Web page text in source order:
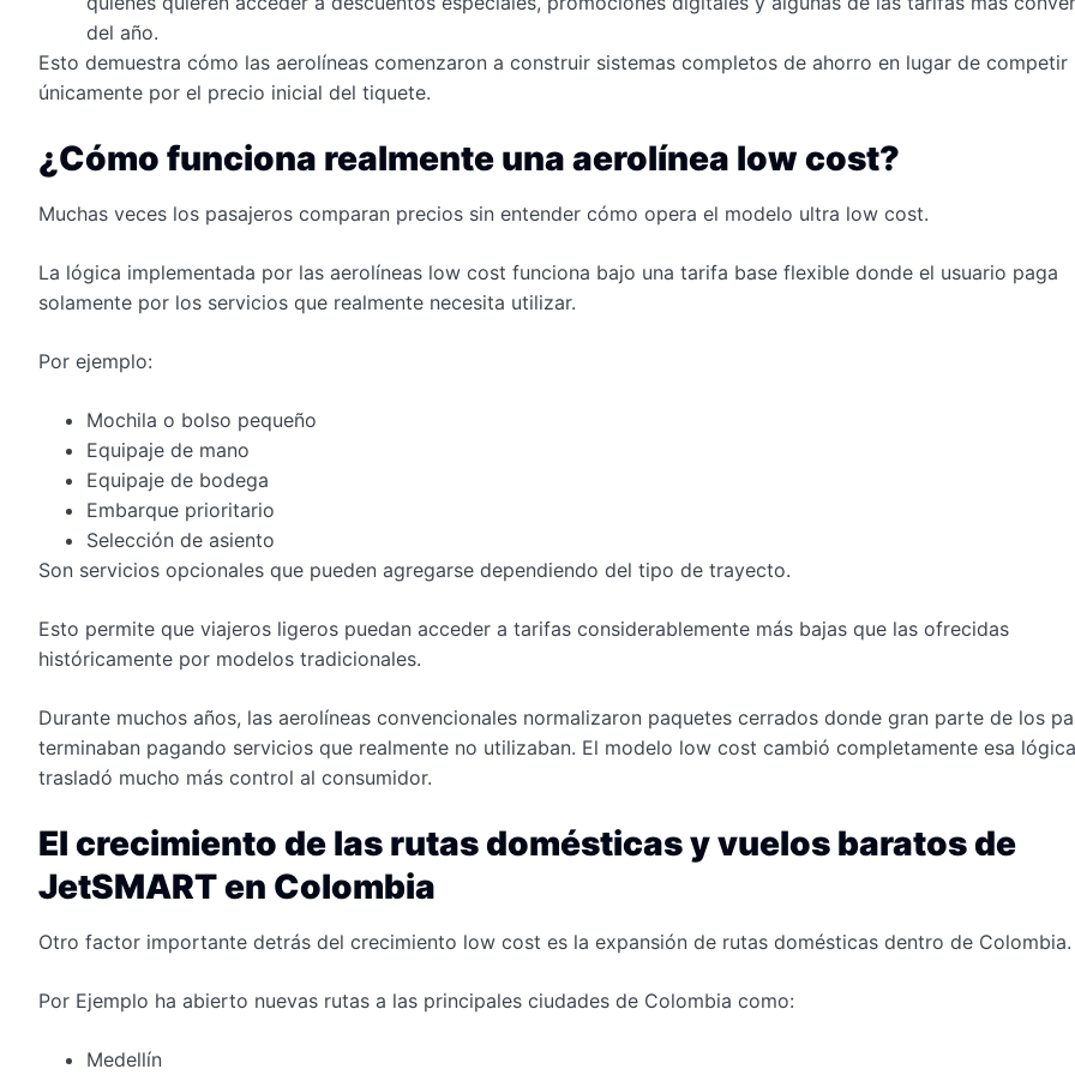
del año.
Esto demuestra cómo las aerolíneas comenzaron a construir sistemas completos de ahorro en lugar de competir
únicamente por el precio inicial del tiquete.
¿Cómo funciona realmente una aerolínea low cost?
Muchas veces los pasajeros comparan precios sin entender cómo opera el modelo ultra low cost.
La lógica implementada por las aerolíneas low cost funciona bajo una tarifa base flexible donde el usuario paga
solamente por los servicios que realmente necesita utilizar.
Por ejemplo:
Mochila o bolso pequeño
Equipaje de mano
Equipaje de bodega
Embarque prioritario
Selección de asiento
Son servicios opcionales que pueden agregarse dependiendo del tipo de trayecto.
Esto permite que viajeros ligeros puedan acceder a tarifas considerablemente más bajas que las ofrecidas
históricamente por modelos tradicionales.
Durante muchos años, las aerolíneas convencionales normalizaron paquetes cerrados donde gran parte de los
terminaban pagando servicios que realmente no utilizaban. El modelo low cost cambió completamente esa
trasladó mucho más control al consumidor.
El crecimiento de las rutas domésticas y vuelos baratos de
JetSMART en Colombia
Otro factor importante detrás del crecimiento low cost es la expansión de rutas domésticas dentro de Colombia.
Por Ejemplo ha abierto nuevas rutas a las principales ciudades de Colombia como:
Medellín